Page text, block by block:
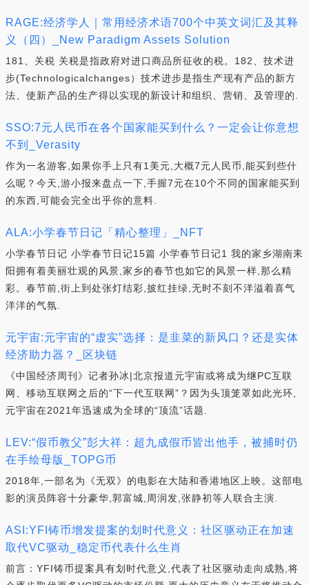
RAGE:经济学人｜常用经济术语700个中英文词汇及其释
义（四）_New Paradigm Assets Solution
181、关税 关税是指政府对进口商品所征收的税。182、技术进
步(Technologicalchanges）技术进步是指生产现有产品的新方
法、使新产品的生产得以实现的新设计和组织、营销、及管理的.
SSO:7元人民币在各个国家能买到什么？一定会让你意想
不到_Verasity
作为一名游客,如果你手上只有1美元,大概7元人民币,能买到些什
么呢？今天,游小报来盘点一下,手握7元在10个不同的国家能买到
的东西,可能会完全出乎你的意料.
ALA:小学春节日记「精心整理」_NFT
小学春节日记 小学春节日记15篇 小学春节日记1 我的家乡湖南耒
阳拥有着美丽壮观的风景,家乡的春节也如它的风景一样,那么精
彩。春节前,街上到处张灯结彩,披红挂绿,无时不刻不洋溢着喜气
洋洋的气氛.
元宇宙:元宇宙的“虚实”选择：是韭菜的新风口？还是实体
经济助力器？_区块链
《中国经济周刊》记者孙冰|北京报道元宇宙或将成为继PC互联
网、移动互联网之后的“下一代互联网”？因为头顶笼罩如此光环,
元宇宙在2021年迅速成为全球的“顶流”话题.
LEV:“假币教父”彭大祥：超九成假币皆出他手，被捕时仍
在手绘母版_TOPG币
2018年,一部名为《无双》的电影在大陆和香港地区上映。这部电
影的演员阵容十分豪华,郭富城,周润发,张静初等人联合主演.
ASI:YFI铸币增发提案的划时代意义：社区驱动正在加速
取代VC驱动_稳定币代表什么生肖
前言：YFI铸币提案具有划时代意义,代表了社区驱动走向成熟,将